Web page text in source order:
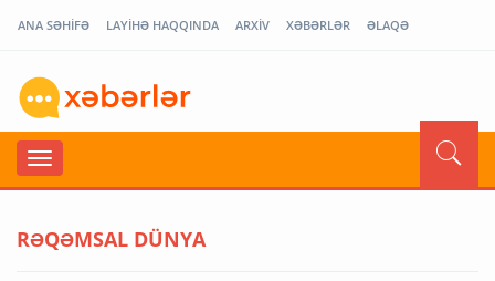
ANA SƏHİFƏ LAYİHƏ HAQQINDA ARXİV XƏBƏRLƏR ƏLAQƏ
RƏQƏMSAL DÜNYA